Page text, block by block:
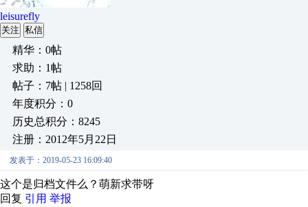
leisurefly
关注 私信
精华：0帖
求助：1帖
帖子：7帖 | 1258回
年度积分：0
历史总积分：8245
注册：2012年5月22日
发表于：2019-05-23 16:09:40
这个是归档文件么？萌新求带呀
回复 引用 举报